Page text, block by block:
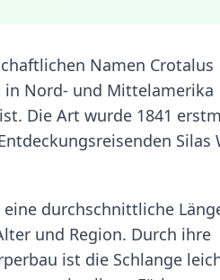
Namen Crotalus
in Nord- und Mittelamerika
Die Art wurde 1841
Silas
durchschnittliche
und Region. Durch ihre
ist die Schlange